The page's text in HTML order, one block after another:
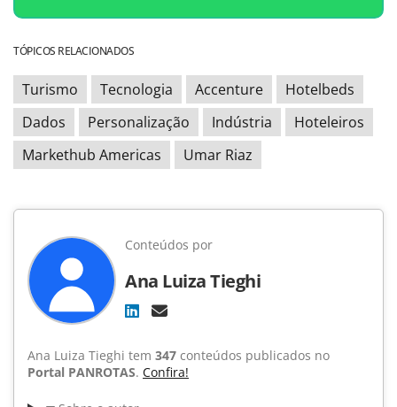
TÓPICOS RELACIONADOS
Turismo Tecnologia Accenture
Hotelbeds
Dados
Personalização Indústria
Hoteleiros
Markethub Americas
Umar Riaz
Conteúdos por
Ana Luiza Tieghi
Ana Luiza Tieghi tem 347 conteúdos publicados no
Portal PANROTAS. Confira!